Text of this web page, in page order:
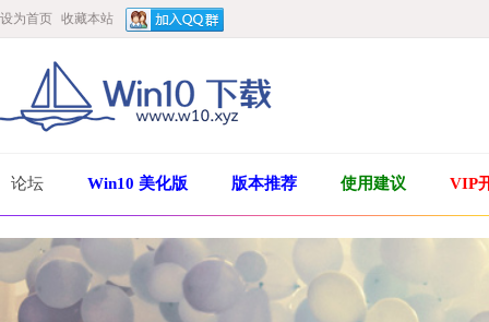
设为首页 收藏本站
论坛 Win10 美化版 版本推荐 使用建议 VIP